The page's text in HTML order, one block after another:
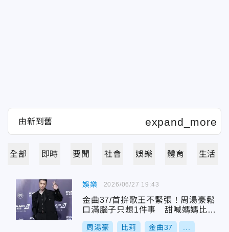
全部 即時 要聞 社會 娛樂 體育 生活
娛樂
金曲37/首拚歌王不緊張！周湯豪鬆
口滿腦子只想1件事 甜喊媽媽比莉
是幸運物
周湯豪 比莉 金曲37
2026/06/27 19:43